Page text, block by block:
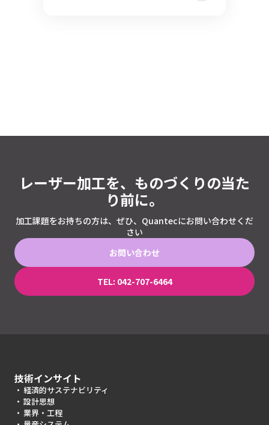
レーザー加工を、ものづくりの当た
り前に。
加工課題をお持ちの方は、ぜひ、Quantecにお問い合わせくだ
さい
お問い合わせ
TEL: 042-707-6464
技術インサイト
経済的サステナビリティ
設計思想
業界・工程